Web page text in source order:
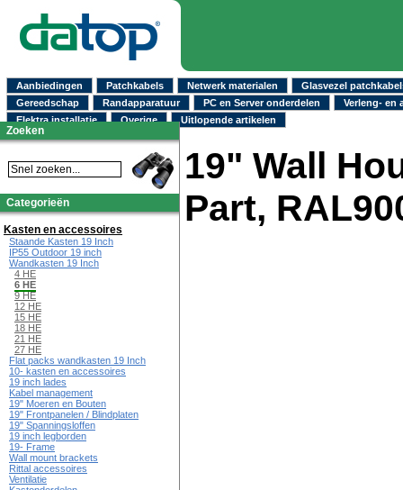
Aanbiedingen Patchkabels Netwerk materialen
Glasvezel
Gereedschap
Randapparatuur PC en Server onderdelen
Verleng- en
Elektra installatie
Overige Uitlopende artikelen
19" Wall
Part,
Zoeken
Categorieën
Kasten en accessoires
Staande Kasten 19 Inch
IP55 Outdoor 19 inch
Wandkasten 19 Inch
4 HE
6 HE
9 HE
12 HE
15 HE
18 HE
21 HE
27 HE
Flat packs wandkasten 19 Inch
10- kasten en accessoires
19 inch lades
Kabel management
19" Moeren en Bouten
19" Frontpanelen / Blindplaten
19" Spanningsloffen
19 inch legborden
19- Frame
Wall mount brackets
Rittal accessoires
Ventilatie